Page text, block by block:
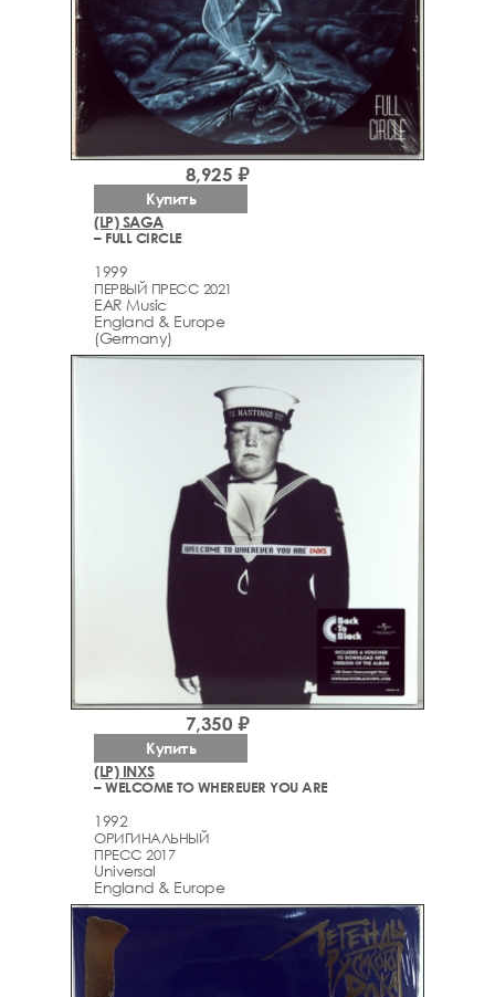
(LP) SAGA
– FULL CIRCLE
1999
ПЕРВЫЙ ПРЕСС 2021
EAR Music
England & Europe
(Germany)
8,925 ₽
Купить
(LP) INXS
– WELCOME TO WHEREUER YOU ARE
1992
ОРИГИНАЛЬНЫЙ
ПРЕСС 2017
Universal
England & Europe
7,350 ₽
Купить